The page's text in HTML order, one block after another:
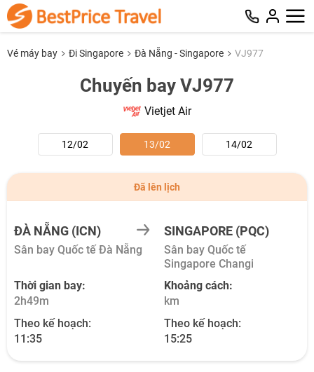
Vé máy bay Đi Singapore Đà Nẵng - Singapore VJ977
Chuyến bay VJ977
Vietjet Air
12/02 13/02 14/02
Đã lên lịch
ĐÀ NẴNG (ICN) SINGAPORE (PQC)
Sân bay Quốc tế Đà Nẵng
Thời gian bay:
2h49m
Sân bay Quốc tế
Singapore Changi
Khoảng cách:
km
Theo kế hoạch:
11:35
Theo kế hoạch:
15:25